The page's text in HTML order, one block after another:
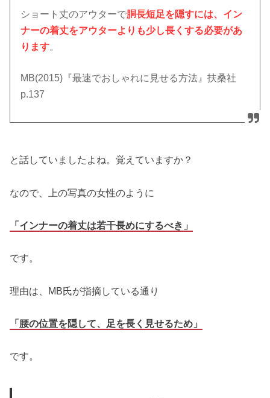
ショート丈のアウターで胴長短足を隠すには、イン
ナーの着丈をアウターよりも少し長くする必要があ
ります。
MB(2015)『最速でおしゃれに見せる方法』扶桑社
p.137
と話していましたよね。覚えていますか？
なので、上の写真の女性のように
「インナーの着丈は若干長めにするべき」
です。
理由は、MB氏が指摘している通り
「腰の位置を隠して、足を長く見せるため」
です。